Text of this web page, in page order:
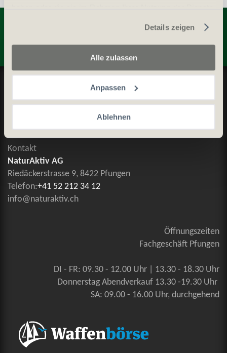
Details zeigen
Alle zulassen
Anpassen
Ablehnen
Datenschutz und Cookie-Richtlinien
Kontaktieren Sie uns
Kontakt
NaturAktiv AG
Riedäckerstrasse 9, 8422 Pfungen
Telefon:+41 52 212 34 12
info@naturaktiv.ch
Öffnungszeiten
Fachgeschäft Pfungen
DI - FR: 09.30 - 12.00 Uhr | 13.30 - 18.30 Uhr
Donnerstag Abendverkauf 13.30 -19.30 Uhr
SA: 09.00 - 16.00 Uhr, durchgehend